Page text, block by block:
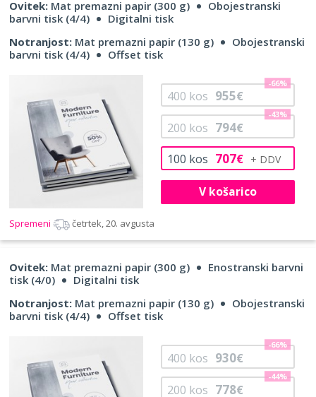
Ovitek: Mat premazni papir (300 g)
Obojestranski
barvni tisk (4/4)
Digitalni tisk
Notranjost: Mat premazni papir (130 g)
Obojestranski
barvni tisk (4/4)
Offset tisk
100 kos 707€
200 kos 794€
-43%
400 kos 955€
-66%
V košarico
Spremeni četrtek, 20. avgusta
Ovitek: Mat premazni papir (300 g)
Enostranski barvni
tisk (4/0)
Digitalni tisk
Notranjost: Mat premazni papir (130 g)
Obojestranski
barvni tisk (4/4)
Offset tisk
200 kos 778€
-44%
400 kos 930€
-66%